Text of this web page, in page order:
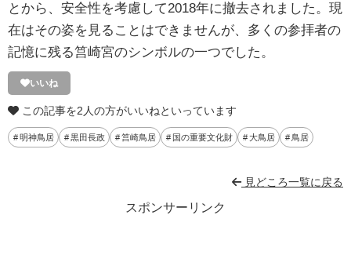
とから、安全性を考慮して2018年に撤去されました。現
在はその姿を見ることはできませんが、多くの参拝者の
記憶に残る筥崎宮のシンボルの一つでした。
いいね
この記事を2人の方がいいねといっています
明神鳥居 黒田長政 筥崎鳥居 国の重要文化財 大鳥居 鳥居
見どころ一覧に戻る
スポンサーリンク